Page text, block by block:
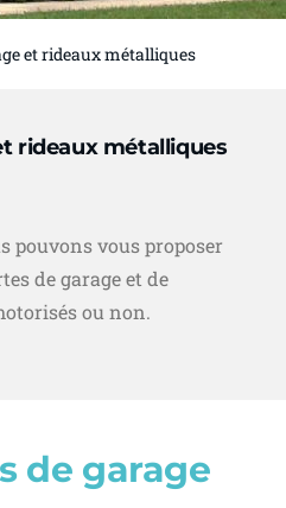
et rideaux métalliques
rideaux métalliques
pouvons vous proposer
de garage et de
ou non.
de garage